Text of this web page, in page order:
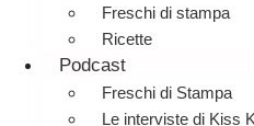
Freschi di stampa
Ricette
Podcast
Freschi di Stampa
Le interviste di Kiss